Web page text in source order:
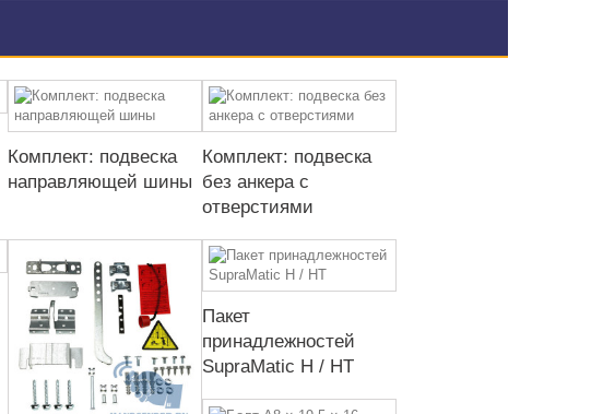
Комплект: подвеска
направляющей шины
Комплект: подвеска
без анкера с
отверстиями
Пакет
принадлежностей
SupraMatic H / HT